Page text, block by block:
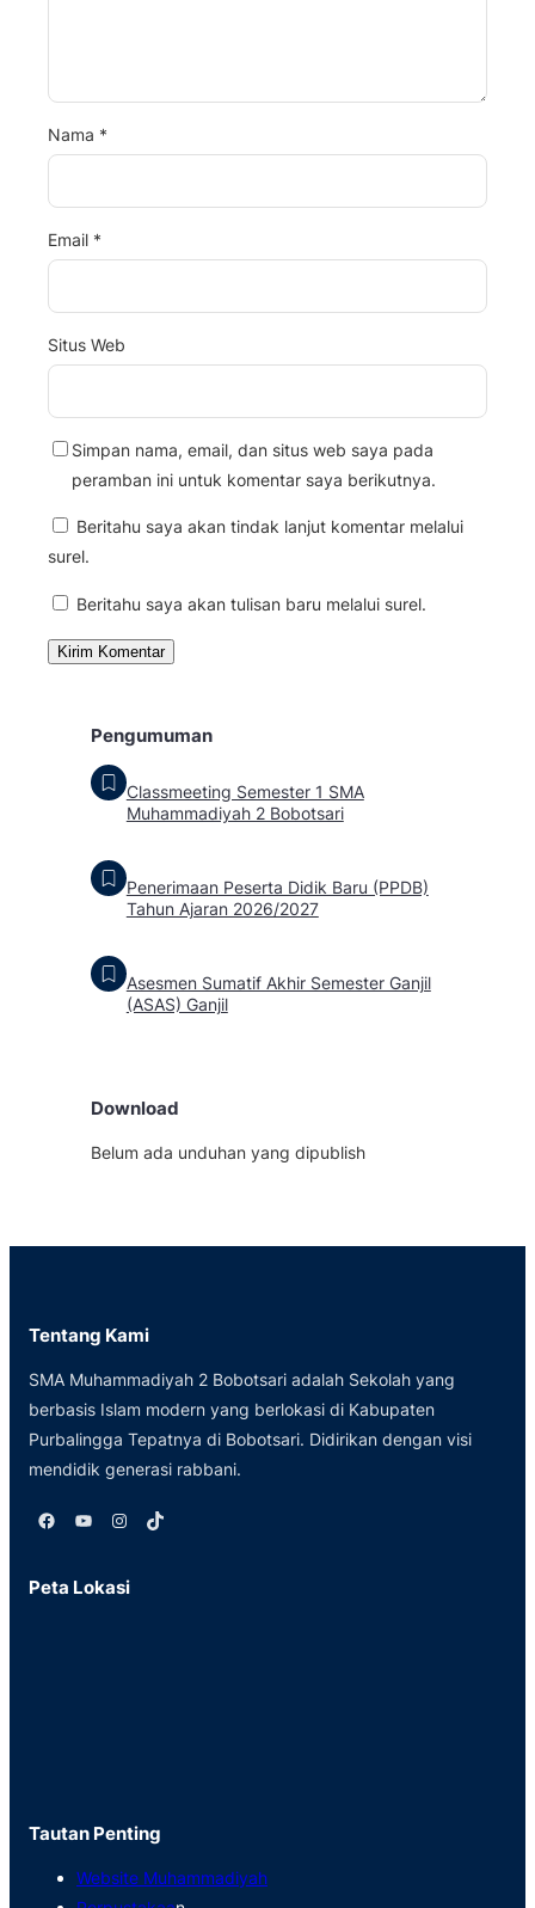
Nama *
Email *
Situs Web
Simpan nama, email, dan situs web saya pada
peramban ini untuk komentar saya berikutnya.
Beritahu saya akan tindak lanjut komentar melalui
surel.
Beritahu saya akan tulisan baru melalui surel.
Pengumuman
Classmeeting Semester 1 SMA
Muhammadiyah 2 Bobotsari
Penerimaan Peserta Didik Baru (PPDB)
Tahun Ajaran 2026/2027
Asesmen Sumatif Akhir Semester Ganjil
(ASAS) Ganjil
Download
Belum ada unduhan yang dipublish
Tentang Kami
SMA Muhammadiyah 2 Bobotsari adalah Sekolah yang
berbasis Islam modern yang berlokasi di Kabupaten
Purbalingga Tepatnya di Bobotsari. Didirikan dengan visi
mendidik generasi rabbani.
Facebook YouTube Instagram TikTok
Peta Lokasi
Tautan Penting
Website Muhammadiyah